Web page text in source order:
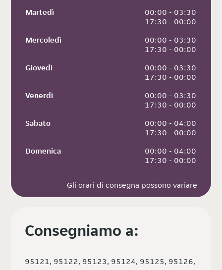
Martedì
00:00 - 03:30
17:30 - 00:00
Mercoledì
00:00 - 03:30
17:30 - 00:00
Giovedì
00:00 - 03:30
17:30 - 00:00
Venerdì
00:00 - 03:30
17:30 - 00:00
Sabato
00:00 - 04:00
17:30 - 00:00
Domenica
00:00 - 04:00
17:30 - 00:00
Gli orari di consegna possono variare
Consegniamo a:
95121, 95122, 95123, 95124, 95125, 95126,